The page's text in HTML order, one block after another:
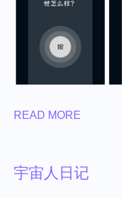
READ MORE
宇宙人日记